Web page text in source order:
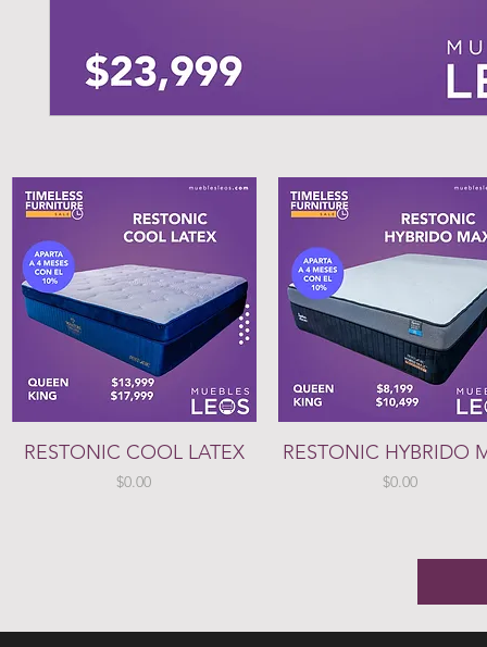
Vista rápida
RESTONIC COOL LATEX
Precio
$0.00
Vista rápida
RESTONIC HYBRIDO
Precio
$0.00